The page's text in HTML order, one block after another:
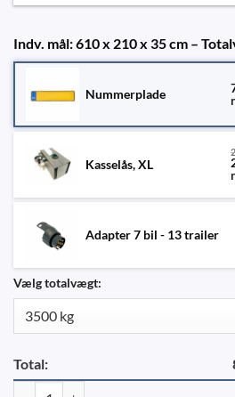
Indv. mål: 610 x 210 x 35 cm –
Nummerplade
Kasselås, XL
Adapter 7 bil - 13 trailer
Vælg totalvægt:
Total: